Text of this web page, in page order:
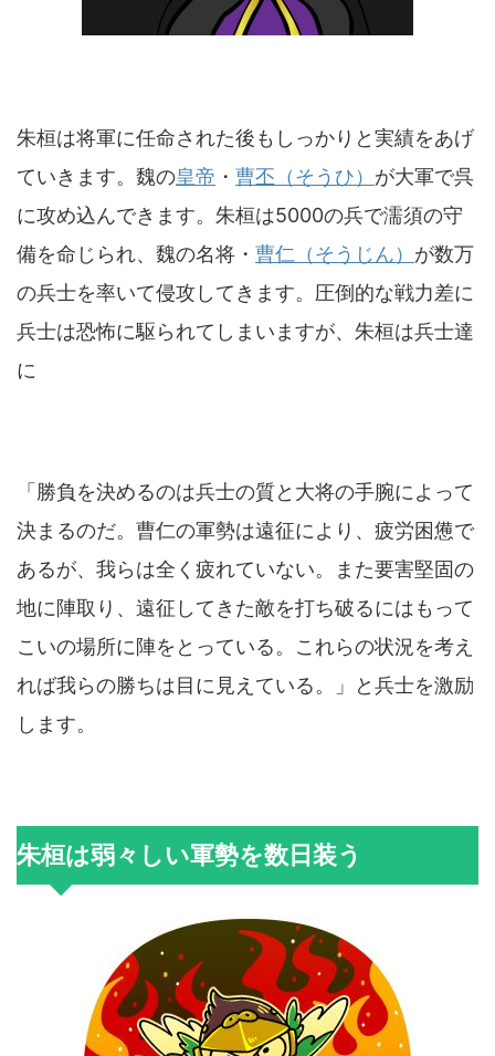
朱桓は将軍に任命された後もしっかりと実績をあげ
ていきます。魏の皇帝 ・ 曹丕（そうひ） が大軍で呉
に攻め込んできます。朱桓は5000の兵で濡須の守
備を命じられ、魏の名将・ 曹仁（そうじん） が数万
の兵士を率いて侵攻してきます。圧倒的な戦力差に
兵士は恐怖に駆られてしまいますが、朱桓は兵士達
に
「勝負を決めるのは兵士の質と大将の手腕によって
決まるのだ。曹仁の軍勢は遠征により、疲労困憊で
あるが、我らは全く疲れていない。また要害堅固の
地に陣取り、遠征してきた敵を打ち破るにはもって
こいの場所に陣をとっている。これらの状況を考え
れば我らの勝ちは目に見えている。」と兵士を激励
します。
朱桓は弱々しい軍勢を数日装う